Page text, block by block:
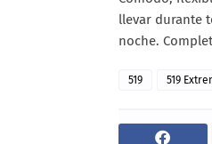
llevar durante
noche.
519 519